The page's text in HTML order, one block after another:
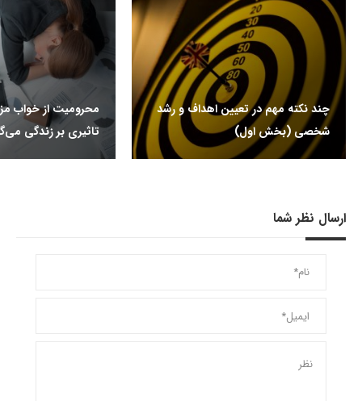
چند نکته مهم در تعیین اهداف و رشد
شخصی (بخش اول)
محرومیت از خواب
تاثیری بر زندگی
ارسال نظر شما